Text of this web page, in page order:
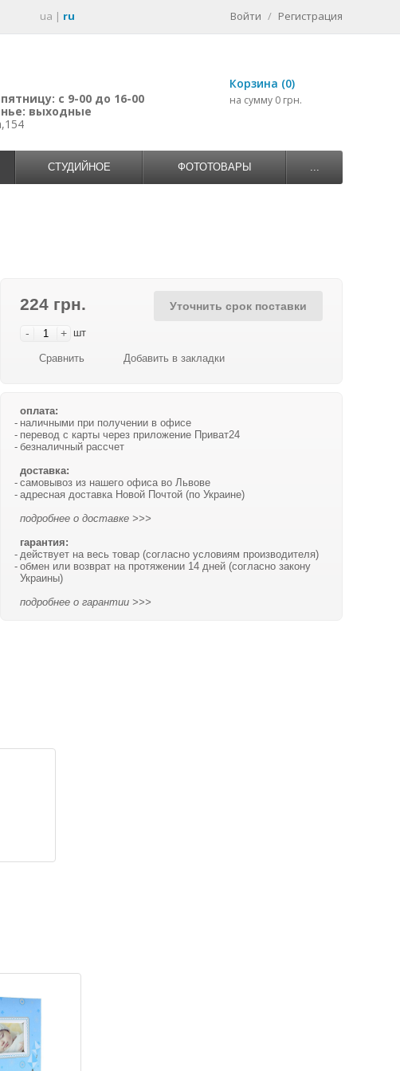
ua | ru Войти / Регистрация
с 9-00 до 16-00
выходные
Корзина (0)
на сумму 0 грн.
СТУДИЙНОЕ ФОТОТОВАРЫ ...
224 грн.
- + шт
Уточнить срок поставки
Сравнить Добавить в закладки
оплата:
наличными при получении в офисе
перевод с карты через приложение Приват24
безналичный рассчет
доставка:
самовывоз из нашего офиса во Львове
адресная доставка Новой Почтой (по Украине)
подробнее о доставке >>>
гарантия:
действует на весь товар (согласно условиям производителя)
обмен или возврат на протяжении 14 дней (согласно закону
Украины)
подробнее о гарантии >>>